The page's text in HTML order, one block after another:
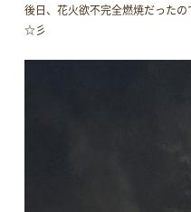
後日、花火欲不完全燃焼だった
☆彡